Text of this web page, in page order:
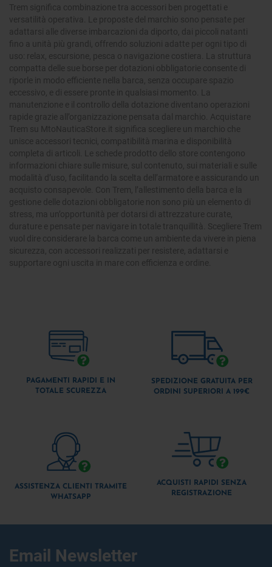
Trem significa combinazione tra accessori ben progettati e
versatilità operativa. Le proposte del marchio sono pensate per
adattarsi alle diverse imbarcazioni da diporto, dai piccoli natanti
fino a unità più grandi, offrendo soluzioni adatte per ogni tipo di
uso: relax, escursione, pesca o navigazione costiera. La struttura
compatta delle sue borse per dotazioni obbligatorie consente di
riporle in modo efficiente nella barca, senza occupare spazio
eccessivo, e di essere pronte in qualsiasi momento. La
manutenzione e il controllo della dotazione diventano operazioni
rapide grazie all’organizzazione pensata dal marchio. Acquistare
Trem su MtoNauticaStore.it significa scegliere un marchio che
unisce accessori tecnici, compatibilità marina e disponibilità
completa di articoli. Le schede prodotto dello store contengono
informazioni chiare sulle misure, sul contenuto, sui materiali e sulle
modalità d’uso, facilitando la scelta dell’armatore e assicurando un
acquisto consapevole. Con Trem, l’allestimento della barca e la
gestione delle dotazioni obbligatorie non sono più un elemento di
stress, ma un’opportunità per dotarsi di attrezzature curate,
durature e pensate per navigare in totale tranquillità. Scegliere Trem
vuol dire considerare la barca come un ambiente da vivere in piena
sicurezza, con accessori realizzati per resistere, adattarsi e
supportare ogni uscita in mare con efficienza e ordine.
PAGAMENTI RAPIDI E IN
TOTALE SCUREZZA
SPEDIZIONE GRATUITA PER
ORDINI SUPERIORI A 199€
ASSISTENZA CLIENTI TRAMITE
WHATSAPP
ACQUISTI RAPIDI SENZA
REGISTRAZIONE
Email Newsletter